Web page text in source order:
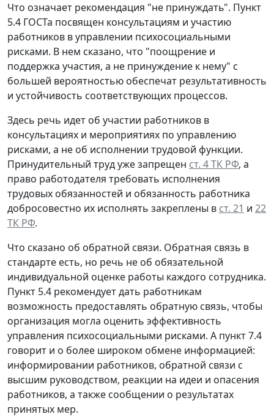
Что означает рекомендация "не принуждать". Пункт
5.4 ГОСТа посвящен консультациям и участию
работников в управлении психосоциальными
рисками. В нем сказано, что "поощрение и
поддержка участия, а не принуждение к нему" с
большей вероятностью обеспечат результативность
и устойчивость соответствующих процессов.
Здесь речь идет об участии работников в
консультациях и мероприятиях по управлению
рисками, а не об исполнении трудовой функции.
Принудительный труд уже запрещен ст. 4 ТК РФ, а
право работодателя требовать исполнения
трудовых обязанностей и обязанность работника
добросовестно их исполнять закреплены в ст. 21 и 22
ТК РФ.
Что сказано об обратной связи. Обратная связь в
стандарте есть, но речь не об обязательной
индивидуальной оценке работы каждого сотрудника.
Пункт 5.4 рекомендует дать работникам
возможность предоставлять обратную связь, чтобы
организация могла оценить эффективность
управления психосоциальными рисками. А пункт 7.4
говорит и о более широком обмене информацией:
информировании работников, обратной связи с
высшим руководством, реакции на идеи и опасения
работников, а также сообщении о результатах
принятых мер.